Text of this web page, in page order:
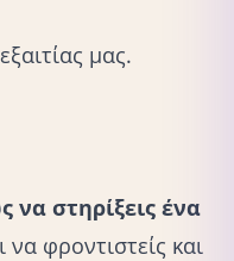
μας.
να στηρίξεις ένα
να φροντιστείς και